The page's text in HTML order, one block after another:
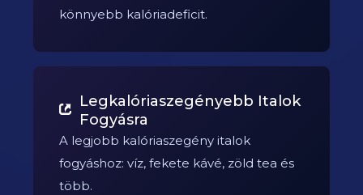
könnyebb kalóriadeficit.
Legkalóriaszegényebb Italok
Fogyásra
A legjobb kalóriaszegény italok
fogyáshoz: víz, fekete kávé, zöld tea és
több.